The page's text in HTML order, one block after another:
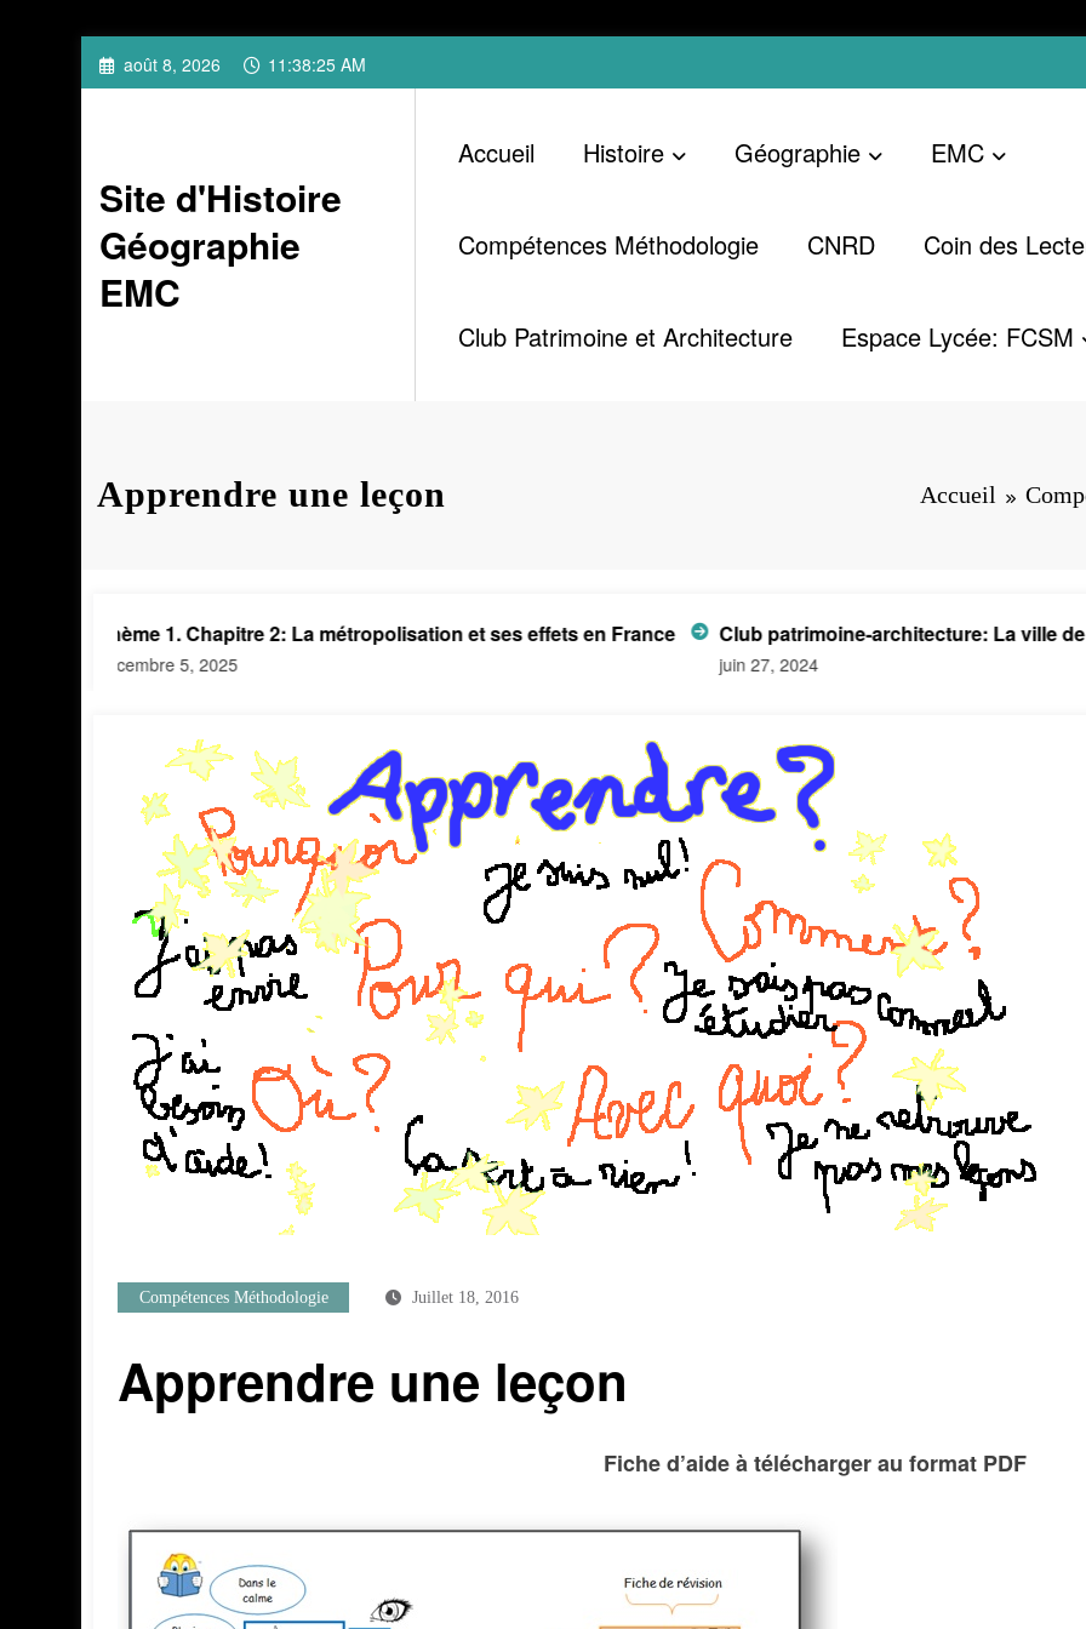
Aller
au
août 8, 2026 11:38:26 AM
Site d'Histoire
Géographie
EMC
Accueil Histoire Géographie EMC
Compétences Méthodologie CNRD Coin des
Club Patrimoine et Architecture Espace Lycée: FCSM
Apprendre une leçon Accueil
Thème 1. Chapitre 2: La métropolisation et ses effets en France
décembre 5, 2025
Club patrimoine-architecture: La ville de
juin 27, 2024
Compétences Méthodologie Juillet 18, 2016
Apprendre une leçon
Fiche d’aide à télécharger au format PDF